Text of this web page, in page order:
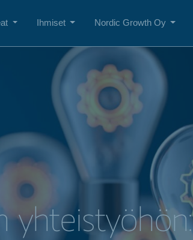
Ihmiset Nordic Growth Oy
yhteistyöhön: